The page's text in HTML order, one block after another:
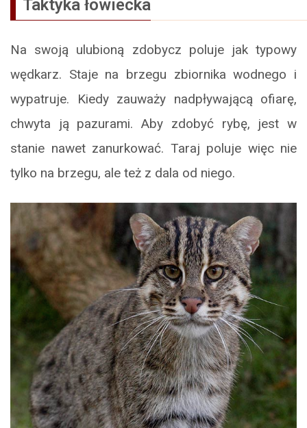
Taktyka łowiecka
Na swoją ulubioną zdobycz poluje jak typowy
wędkarz. Staje na brzegu zbiornika wodnego i
wypatruje. Kiedy zauważy nadpływającą ofiarę,
chwyta ją pazurami. Aby zdobyć rybę, jest w
stanie nawet zanurkować. Taraj poluje więc nie
tylko na brzegu, ale też z dala od niego.